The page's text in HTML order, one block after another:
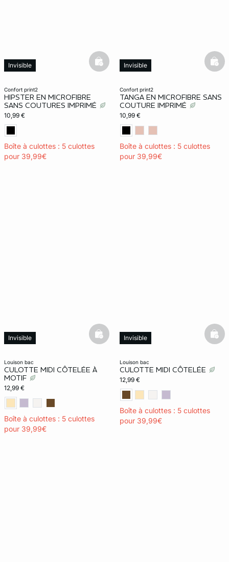
confort print2
HIPSTER EN MICROFIBRE
SANS COUTURES IMPRIMÉ
10,99 €
Boîte à culottes : 5 culottes
pour 39,99€
Invisible basketfull
confort print2
TANGA EN MICROFIBRE SANS
COUTURE IMPRIMÉ
10,99 €
Boîte à culottes : 5 culottes
pour 39,99€
Invisible
louison bac
CULOTTE MIDI CÔTELÉE À
MOTIF
12,99 €
Boîte à culottes : 5 culottes
pour 39,99€
Invisible basketfull
louison bac
CULOTTE MIDI CÔTELÉE
12,99 €
Boîte à culottes : 5 culottes
pour 39,99€
Invisible